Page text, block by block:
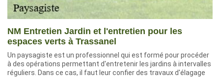
NM Entretien Jardin et l'entretien pour les
espaces verts à Trassanel
Un paysagiste est un professionnel qui est formé pour procéder
à des opérations permettant d'entretenir les jardins à intervalles
réguliers. Dans ce cas, il faut leur confier des travaux d'élagage